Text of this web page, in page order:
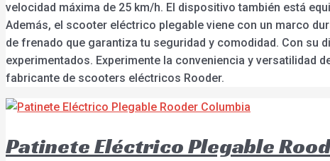
velocidad máxima de 25 km/h. El dispositivo también está
Además, el scooter eléctrico plegable viene con un marco
de frenado que garantiza tu seguridad y comodidad. Con
experimentados. Experimente la conveniencia y versatilidad
fabricante de scooters eléctricos Rooder.
Patinete Eléctrico Plegable